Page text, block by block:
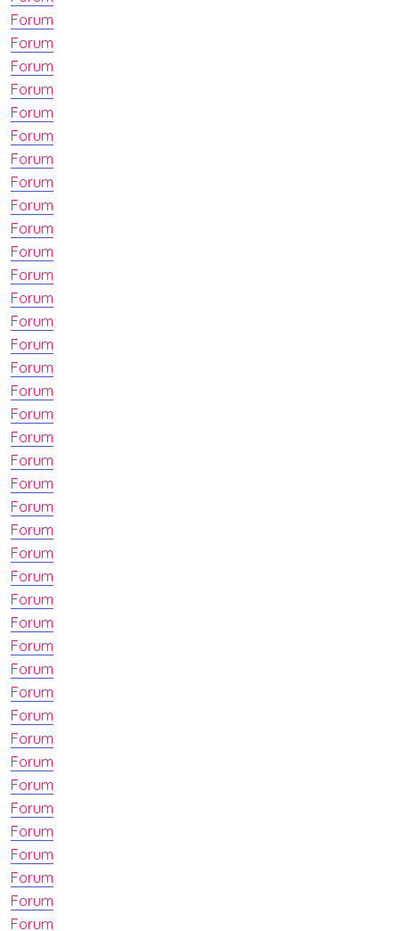
Forum
Forum
Forum
Forum
Forum
Forum
Forum
Forum
Forum
Forum
Forum
Forum
Forum
Forum
Forum
Forum
Forum
Forum
Forum
Forum
Forum
Forum
Forum
Forum
Forum
Forum
Forum
Forum
Forum
Forum
Forum
Forum
Forum
Forum
Forum
Forum
Forum
Forum
Forum
Forum